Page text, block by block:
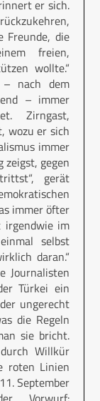
er sich.
Freunde, die
freien,
wollte.“
– nach dem
– immer
Zirngast,
wozu er sich
immer
zeigst, gegen
gerät
immer öfter
irgendwie im
selbst
daran.“
Journalisten
Türkei ein
ungerecht
die Regeln
sie bricht.
Willkür
roten Linien
September